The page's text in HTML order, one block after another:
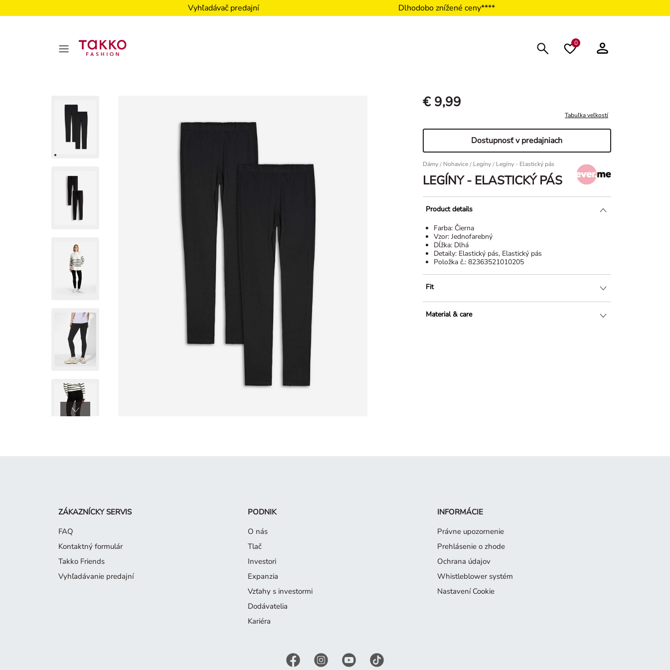
Vyhľadávač predajní Dlhodobo znížené ceny****
0
€ 9,99
Tabuľka veľkostí
Dostupnosť v predajniach
Dámy / Nohavice / Legíny Legíny - Elastický pás
LEGÍNY - ELASTICKÝ PÁS
Product details
Farba: Čierna
Vzor: Jednofarebný
Dĺžka: Dlhá
Detaily: Elastický pás, Elastický pás
Položka č.: 82363521010205
Fit
Material & care
ZÁKAZNÍCKY SERVIS
FAQ
Kontaktný formulár
Takko Friends
Vyhľadávanie predajní
PODNIK
O nás
Tlač
Investori
Expanzia
Vzťahy s investormi
Dodávatelia
Kariéra
INFORMÁCIE
Právne upozornenie
Prehlásenie o zhode
Ochrana údajov
Whistleblower systém
Nastavení Cookie